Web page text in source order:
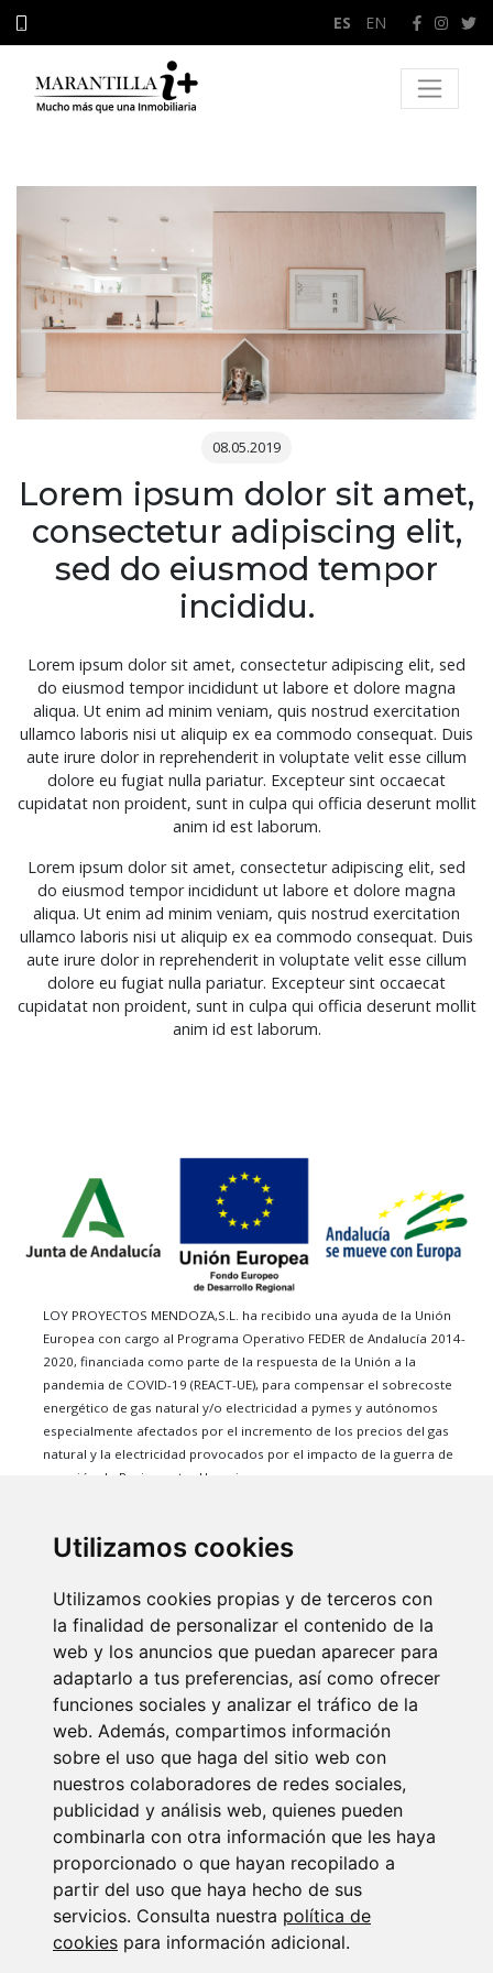
Utilizamos cookies
Utilizamos cookies propias y de terceros con
la finalidad de personalizar el contenido de la
web y los anuncios que puedan aparecer para
adaptarlo a tus preferencias, así como ofrecer
funciones sociales y analizar el tráfico de la
web. Además, compartimos información
sobre el uso que haga del sitio web con
nuestros colaboradores de redes sociales,
publicidad y análisis web, quienes pueden
combinarla con otra información que les haya
proporcionado o que hayan recopilado a
partir del uso que haya hecho de sus
servicios. Consulta nuestra política de
cookies para información adicional.
ES EN
08.05.2019
Lorem ipsum dolor sit amet,
consectetur adipiscing elit,
sed do eiusmod tempor
incididu.
Lorem ipsum dolor sit amet, consectetur adipiscing elit, sed
do eiusmod tempor incididunt ut labore et dolore magna
aliqua. Ut enim ad minim veniam, quis nostrud exercitation
ullamco laboris nisi ut aliquip ex ea commodo consequat. Duis
aute irure dolor in reprehenderit in voluptate velit esse cillum
dolore eu fugiat nulla pariatur. Excepteur sint occaecat
cupidatat non proident, sunt in culpa qui officia deserunt mollit
anim id est laborum.
Lorem ipsum dolor sit amet, consectetur adipiscing elit, sed
do eiusmod tempor incididunt ut labore et dolore magna
aliqua. Ut enim ad minim veniam, quis nostrud exercitation
ullamco laboris nisi ut aliquip ex ea commodo consequat. Duis
aute irure dolor in reprehenderit in voluptate velit esse cillum
dolore eu fugiat nulla pariatur. Excepteur sint occaecat
cupidatat non proident, sunt in culpa qui officia deserunt mollit
anim id est laborum.
LOY PROYECTOS MENDOZA,S.L. ha recibido una ayuda de la Unión
Europea con cargo al Programa Operativo FEDER de Andalucía 2014-
2020, financiada como parte de la respuesta de la Unión a la
pandemia de COVID-19 (REACT-UE), para compensar el sobrecoste
energético de gas natural y/o electricidad a pymes y autónomos
especialmente afectados por el incremento de los precios del gas
natural y la electricidad provocados por el impacto de la guerra de
agresión de Rusia contra Ucrania.
Marantilla i+
Conócenos
Anúnciate
Servicios
Alquiler
Nosotros
Nuevo concepto Inmobiliario, especializado tanto en nuevas
promociones como de segunda mano, actuando tanto en ventas,
alquiler de propiedades a particulares, empresas e instituciones,
aportando a nuestros clientes todas las herramientas posibles
existentes en el mercado con el único objetivo de conseguir el éxito
de la operación.
Contacto
Avda. de Islantilla C.C. Varadero local 11 Islantilla.